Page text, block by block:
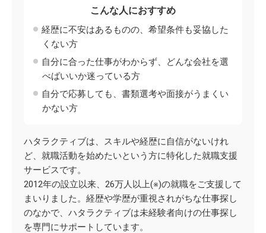
こんな人におすすめ
経歴に不安はあるものの、希望条件も妥協した
くない方
自分に合った仕事がわからず、どんな会社を選
べばいいか迷っている方
自分で応募しても、書類選考や面接がうまくい
かない方
ハタラクティブは、スキルや経歴に自信がないけれ
ど、就職活動を始めたいという方に特化した就職支援
サービスです。
2012年の設立以来、26万人以上(※)の就職をご支援して
まいりました。経歴や学歴が重視されがちな仕事探し
のなかで、ハタラクティブは未経験者向けの仕事探し
を専門にサポートしています。